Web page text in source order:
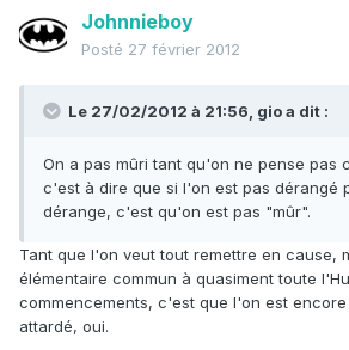
Johnnieboy
Posté 27 février 2012
Le 27/02/2012 à 21:56, gio a dit :
On a pas mûri tant qu'on ne pense pas
c'est à dire que si l'on est pas dérangé
dérange, c'est qu'on est pas "mûr".
Tant que l'on veut tout remettre en cause,
élémentaire commun à quasiment toute
commencements, c'est que l'on est
attardé, oui.